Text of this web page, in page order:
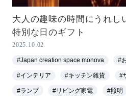
大人の趣味の時間にうれし
特別な日のギフト
2025.10.02
#Japan creation space monova #
#インテリア #キッチン雑貨 #
#ランプ #リビング家電 #照明